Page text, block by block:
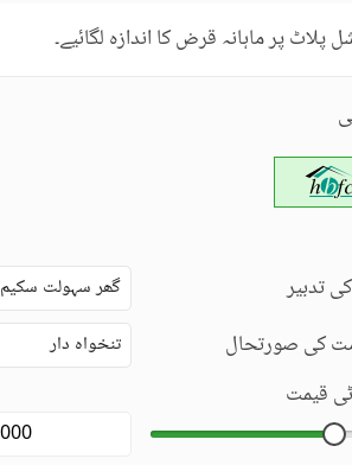
پلاٹ پر ماہانہ قرض کا اندازہ لگائیے۔
تدبیر گھر سہولت سکیم
کی صورتحال تنخواہ دار
قیمت